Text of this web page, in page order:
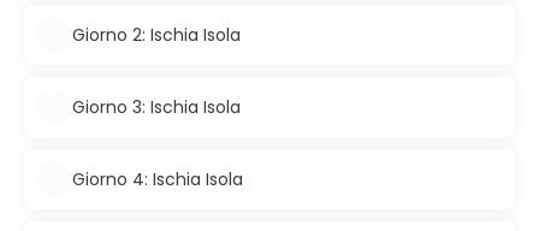
Giorno 2: Ischia Isola
Giorno 3: Ischia Isola
Giorno 4: Ischia Isola